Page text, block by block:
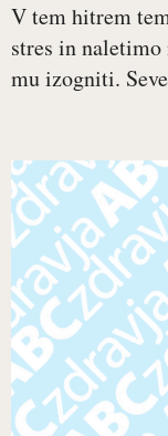
V tem hitrem
stres in
mu izogniti.